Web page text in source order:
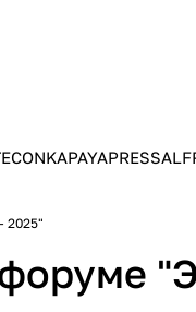
ONKAPAYAPRESS
2025"